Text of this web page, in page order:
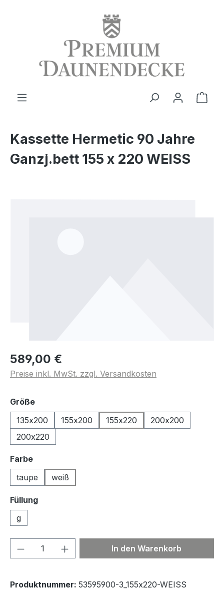
Kassette Hermetic 90 Jahre
Ganzj.bett 155 x 220 WEISS
589,00 €
Preise inkl. MwSt. zzgl. Versandkosten
Größeauswählen
135x200
155x200 155x220
200x200
200x220
Farbeauswählen
taupe
weiß
Füllung
g
Produkt Anzahl: Gib denIn den Warenkorb
Produktnummer: 53595900-3_155x220-WEISS